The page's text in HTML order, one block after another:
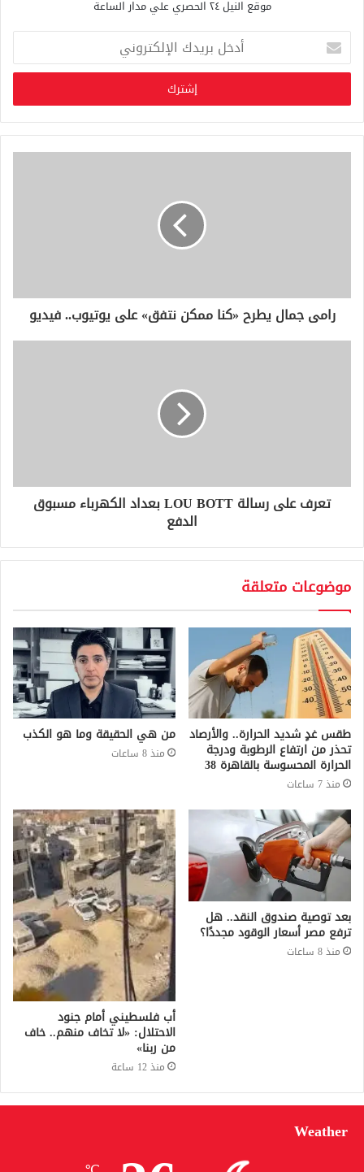
موقع النيل ٢٤ الحصري علي مدار الساعة
خ
ب
ر
ي
د
ر
ي
رامى جمال يطرح «كنا ممكن نتفق» على يوتيوب.. فيديو
تعرف على رسالة LOU BOTT بعداد الكهرباء مسبوق
الدفع
موضوعات متعلقة
طقس غدٍ شديد الحرارة.. والأرصاد
تحذر من ارتفاع الرطوبة ودرجة
الحرارة المحسوسة بالقاهرة 38
منذ 7 ساعات
من هي الحقيقة وما هو الكذب
منذ 8 ساعات
بعد توصية صندوق النقد.. هل
ترفع مصر أسعار الوقود مجددًا؟
منذ 8 ساعات
أب فلسطيني أمام جنود
الاحتلال: «لا تخاف منهم.. خاف
من ربنا»
منذ 12 ساعة
Weather